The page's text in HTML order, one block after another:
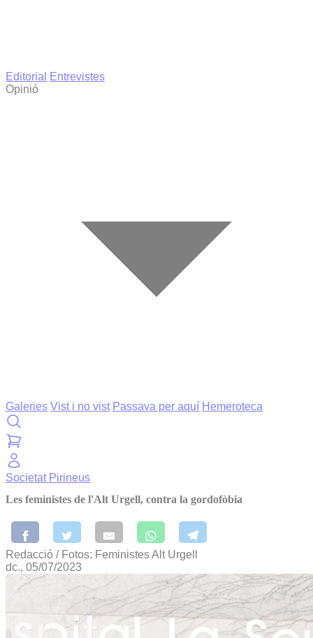
Editorial
Entrevistes
Opinió
Galeries Vist i no vist Passava per aquí Hemeroteca
Societat Pirineus
Les feministes de l'Alt Urgell, contra la gordofòbia
Redacció / Fotos: Feministes Alt Urgell
dc., 05/07/2023